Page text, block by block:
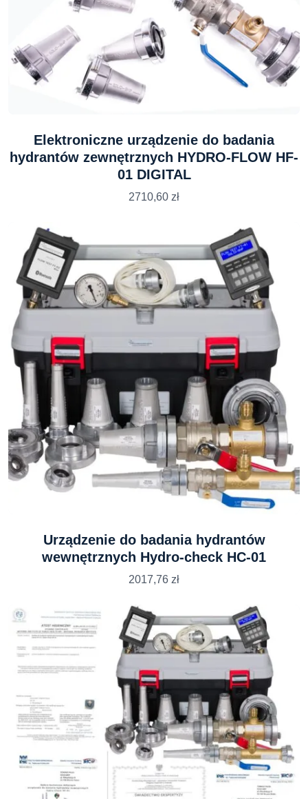
Elektroniczne urządzenie do badania
hydrantów zewnętrznych HYDRO-FLOW HF-
01 DIGITAL
2710,60 zł
Urządzenie do badania hydrantów
wewnętrznych Hydro-check HC-01
2017,76 zł